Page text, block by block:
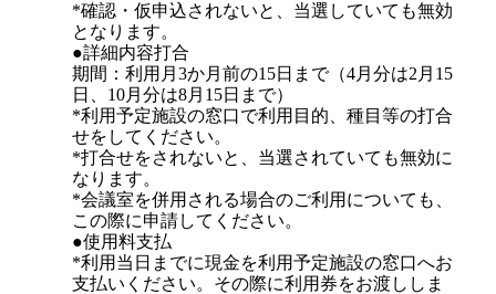
*確認・仮申込されないと、当選していても無効
となります。
●詳細内容打合
期間：利用月3か月前の15日まで（4月分は2月15
日、10月分は8月15日まで）
*利用予定施設の窓口で利用目的、種目等の打合
せをしてください。
*打合せをされないと、当選されていても無効に
なります。
*会議室を併用される場合のご利用についても、
この際に申請してください。
●使用料支払
*利用当日までに現金を利用予定施設の窓口へお
支払いください。その際に利用券をお渡ししま